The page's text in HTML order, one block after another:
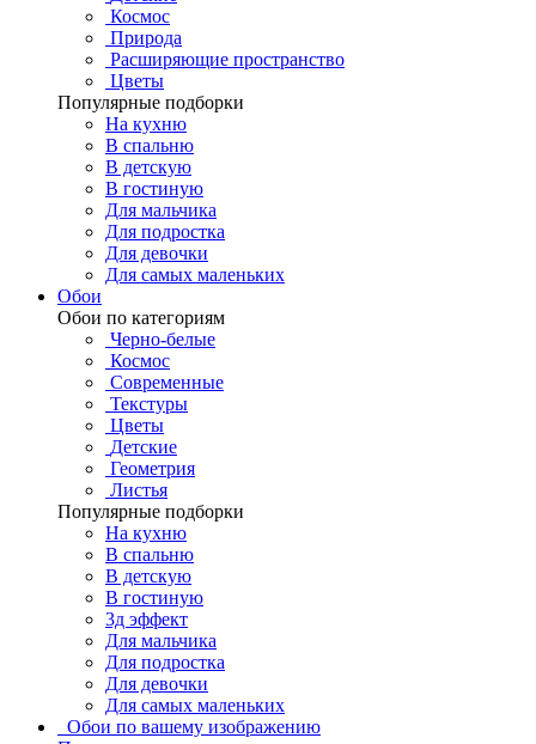
Космос
Природа
Расширяющие пространство
Цветы
Популярные подборки
На кухню
В спальню
В детскую
В гостиную
Для мальчика
Для подростка
Для девочки
Для самых маленьких
Обои
Обои по категориям
Черно-белые
Космос
Современные
Текстуры
Цветы
Детские
Геометрия
Листья
Популярные подборки
На кухню
В спальню
В детскую
В гостиную
3д эффект
Для мальчика
Для подростка
Для девочки
Для самых маленьких
Обои по вашему изображению